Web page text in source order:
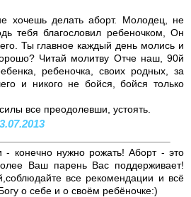
хочешь делать аборт. Молодец, не
тебя благословил ребеночком, Он
Ты главное каждый день молись и
Читай молитву Отче наш, 90й
ребеночка, своих родных, за
и никого не бойся, бойся только
все преодолевши, устоять.
конечно нужно рожать! Аборт - это
Ваш парень Вас поддерживает!
все рекомендации и всё
о себе и о своём ребёночке:)